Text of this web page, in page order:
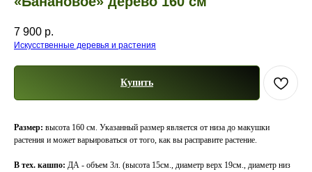
7 900 р.
Искусственные деревья и растения
Купить
Размер: высота 160 см. Указанный размер является от низа до макушки
растения и может варьироваться от того, как вы расправите растение.
В тех. кашпо: ДА - объем 3л. (высота 15см., диаметр верх 19см., диаметр низ